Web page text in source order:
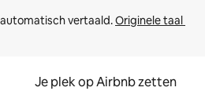
vertaald. Originele taal
Je plek op Airbnb zetten